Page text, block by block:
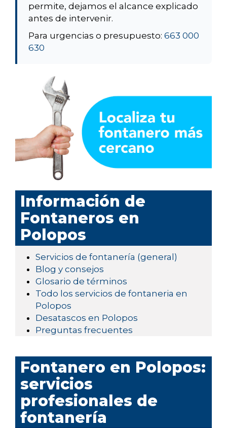
permite, dejamos el alcance explicado
antes de intervenir.
Para urgencias o presupuesto: 663 000
630
Información de
Fontaneros en
Polopos
Servicios de fontanería (general)
Blog y consejos
Glosario de términos
Todo los servicios de fontaneria en
Polopos
Desatascos en Polopos
Preguntas frecuentes
Fontanero en Polopos:
servicios
profesionales de
fontanería